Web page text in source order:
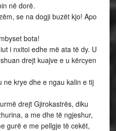
në dorë.
se na dogji buzët kjo! Apo
bota!
i nxitoi edhe më ata të dy. U
drejt kuajve e u kërcyen
ne krye dhe e ngau kalin e tij
drejt Gjirokastrës, diku
a me dhe të ngjeshur,
gurë e me pellgje të cekët,